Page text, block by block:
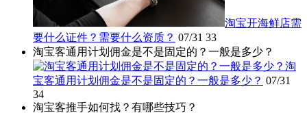
淘宝开海鲜店需
要什么证件？需要什么资质？ 07/31 33
淘宝客通用计划佣金是不是固定的？一般是多少？
淘
宝客通用计划佣金是不是固定的？一般是多少？ 07/31
34
淘宝客推手如何找？有哪些技巧？